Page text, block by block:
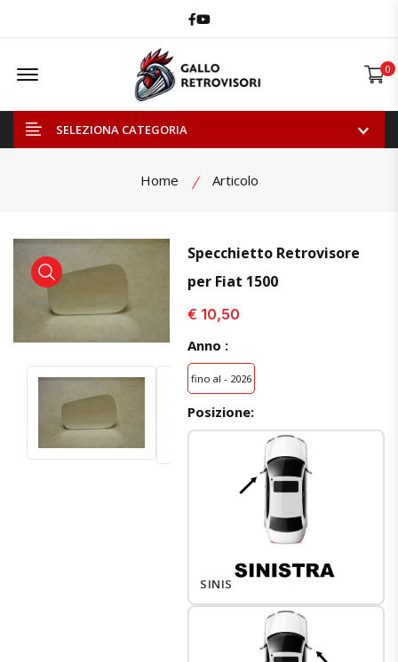
Facebook
Youtube
Offcanvas Menu Open 0
SELEZIONA CATEGORIA
Home Articolo
visualizza prodotto visualizza prodotto
Specchietto Retrovisore
per Fiat 1500
€ 10,50
Anno :
fino al - 2026
Posizione:
SINISTRO